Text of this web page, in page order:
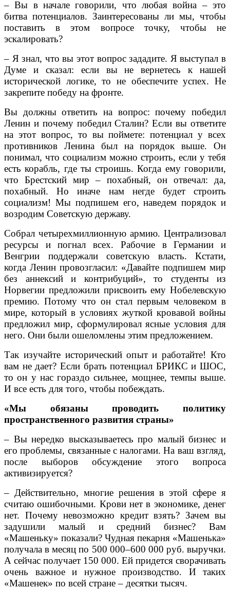
– Вы в начале говорили, что любая война – это
битва потенциалов. Заинтересованы ли мы, чтобы
поставить в этом вопросе точку, чтобы не
эскалировать?
– Я знал, что вы этот вопрос зададите. Я выступал в
Думе и сказал: если вы не вернетесь к нашей
исторической логике, то не обеспечите успех. Не
закрепите победу на фронте.
Вы должны ответить на вопрос: почему победил
Ленин и почему победил Сталин? Если вы ответите
на этот вопрос, то вы поймете: потенциал у всех
противников Ленина был на порядок выше. Он
понимал, что социализм можно строить, если у тебя
есть корабль, где ты строишь. Когда ему говорили,
что Брестский мир – похабный, он отвечал: да,
похабный. Но иначе нам негде будет строить
социализм! Мы подпишем его, наведем порядок и
возродим Советскую державу.
Собрал четырехмиллионную армию. Централизовал
ресурсы и погнал всех. Рабочие в Германии и
Венгрии поддержали советскую власть. Кстати,
когда Ленин провозгласил: «Давайте подпишем мир
без аннексий и контрибуций», то студенты из
Норвегии предложили присвоить ему Нобелевскую
премию. Потому что он стал первым человеком в
мире, который в условиях жуткой кровавой войны
предложил мир, сформулировал ясные условия для
него. Они были ошеломлены этим предложением.
Так изучайте исторический опыт и работайте! Кто
вам не дает? Если брать потенциал БРИКС и ШОС,
то он у нас гораздо сильнее, мощнее, темпы выше.
И все есть для того, чтобы побеждать.
«Мы обязаны проводить политику
пространственного развития страны»
– Вы нередко высказываетесь про малый бизнес и
его проблемы, связанные с налогами. На ваш взгляд,
после выборов обсуждение этого вопроса
активизируется?
– Действительно, многие решения в этой сфере я
считаю ошибочными. Крови нет в экономике, денег
нет. Почему невозможно кредит взять? Зачем вы
задушили малый и средний бизнес? Вам
«Машеньку» показали? Чудная пекарня «Машенька»
получала в месяц по 500 000–600 000 руб. выручки.
А сейчас получает 150 000. Ей придется сворачивать
очень важное и нужное производство. И таких
«Машенек» по всей стране – десятки тысяч.